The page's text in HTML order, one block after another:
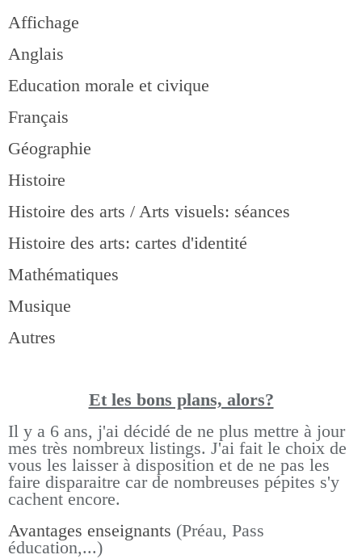
Affichage
Anglais
Education morale et civique
Français
Géographie
Histoire
Histoire des arts / Arts visuels: séances
Histoire des arts: cartes d'identité
Mathématiques
Musique
Autres
Et les bons plans, alors?
Il y a 6 ans, j'ai décidé de ne plus mettre à jour
mes très nombreux listings. J'ai fait le choix de
vous les laisser à disposition et de ne pas les
faire disparaitre car de nombreuses pépites s'y
cachent encore.
Avantages enseignants (Préau, Pass
éducation,...)